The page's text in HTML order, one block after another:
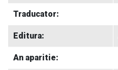
Traducator:
Editura:
An aparitie: